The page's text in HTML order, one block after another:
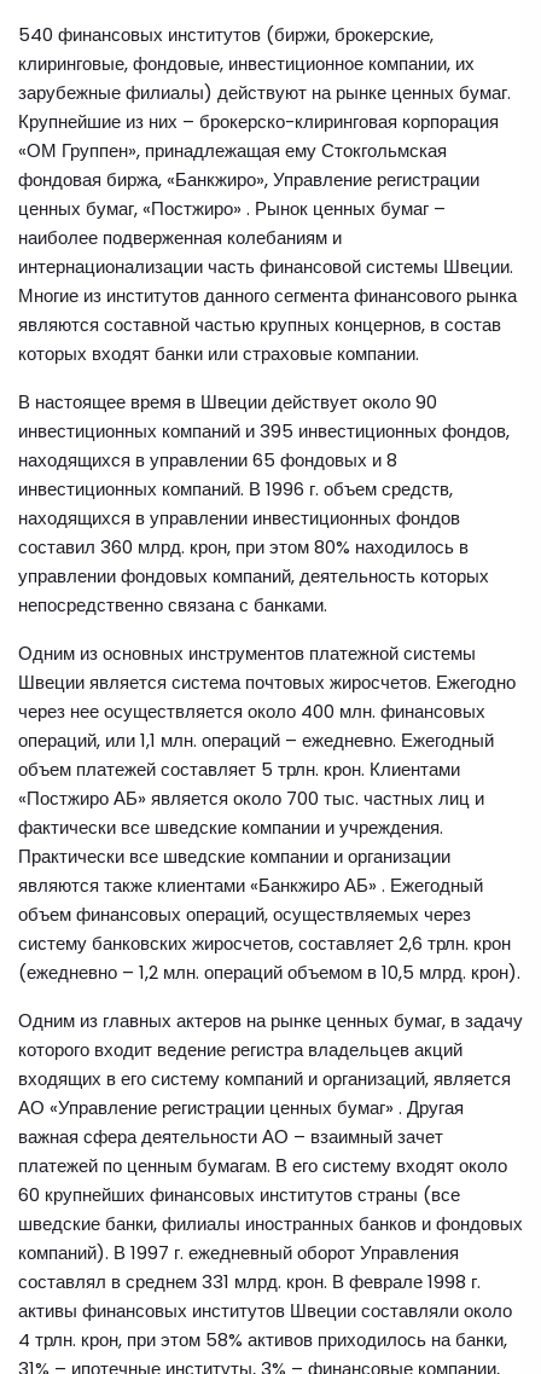
540 финансовых институтов (биржи, брокерские,
клиринговые, фондовые, инвестиционное компании, их
зарубежные филиалы) действуют на рынке ценных бумаг.
Крупнейшие из них – брокерско-клиринговая корпорация
«ОМ Группен», принадлежащая ему Стокгольмская
фондовая биржа, «Банкжиро», Управление регистрации
ценных бумаг, «Постжиро» . Рынок ценных бумаг –
наиболее подверженная колебаниям и
интернационализации часть финансовой системы Швеции.
Многие из институтов данного сегмента финансового рынка
являются составной частью крупных концернов, в состав
которых входят банки или страховые компании.
В настоящее время в Швеции действует около 90
инвестиционных компаний и 395 инвестиционных фондов,
находящихся в управлении 65 фондовых и 8
инвестиционных компаний. В 1996 г. объем средств,
находящихся в управлении инвестиционных фондов
составил 360 млрд. крон, при этом 80% находилось в
управлении фондовых компаний, деятельность которых
непосредственно связана с банками.
Одним из основных инструментов платежной системы
Швеции является система почтовых жиросчетов. Ежегодно
через нее осуществляется около 400 млн. финансовых
операций, или 1,1 млн. операций – ежедневно. Ежегодный
объем платежей составляет 5 трлн. крон. Клиентами
«Постжиро АБ» является около 700 тыс. частных лиц и
фактически все шведские компании и учреждения.
Практически все шведские компании и организации
являются также клиентами «Банкжиро АБ» . Ежегодный
объем финансовых операций, осуществляемых через
систему банковских жиросчетов, составляет 2,6 трлн. крон
(ежедневно – 1,2 млн. операций объемом в 10,5 млрд. крон).
Одним из главных актеров на рынке ценных бумаг, в задачу
которого входит ведение регистра владельцев акций
входящих в его систему компаний и организаций, является
АО «Управление регистрации ценных бумаг» . Другая
важная сфера деятельности АО – взаимный зачет
платежей по ценным бумагам. В его систему входят около
60 крупнейших финансовых институтов страны (все
шведские банки, филиалы иностранных банков и фондовых
компаний). В 1997 г. ежедневный оборот Управления
составлял в среднем 331 млрд. крон. В феврале 1998 г.
активы финансовых институтов Швеции составляли около
4 трлн. крон, при этом 58% активов приходилось на банки,
31% – ипотечные институты, 3% – финансовые компании,